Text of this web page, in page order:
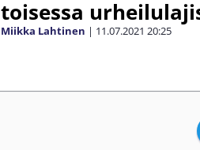
toisessa
Miikka Lahtinen | 11.07.2021 20:25